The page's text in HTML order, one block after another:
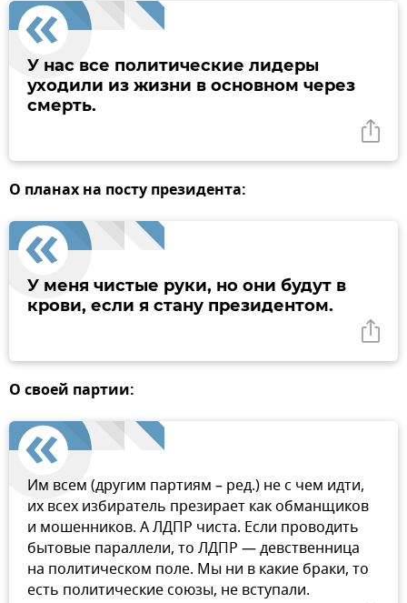
У нас все политические лидеры
уходили из жизни в основном через
смерть.
О планах на посту президента:
У меня чистые руки, но они будут в
крови, если я стану президентом.
О своей партии:
Им всем (другим партиям – ред.) не с чем идти,
их всех избиратель презирает как обманщиков
и мошенников. А ЛДПР чиста. Если проводить
бытовые параллели, то ЛДПР — девственница
на политическом поле. Мы ни в какие браки, то
есть политические союзы, не вступали.